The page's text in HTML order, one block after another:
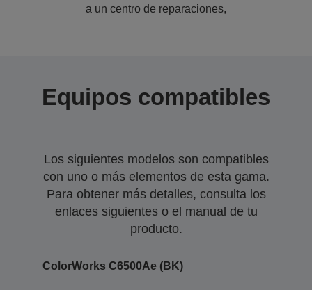
a un centro de reparaciones,
Equipos compatibles
Los siguientes modelos son compatibles
con uno o más elementos de esta gama.
Para obtener más detalles, consulta los
enlaces siguientes o el manual de tu
producto.
ColorWorks C6500Ae (BK)